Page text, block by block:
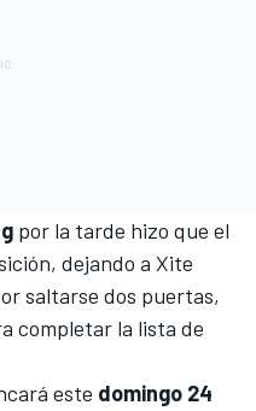
por la tarde hizo que el
dejando a Xite
saltarse dos puertas,
completar la lista de
este domingo 24